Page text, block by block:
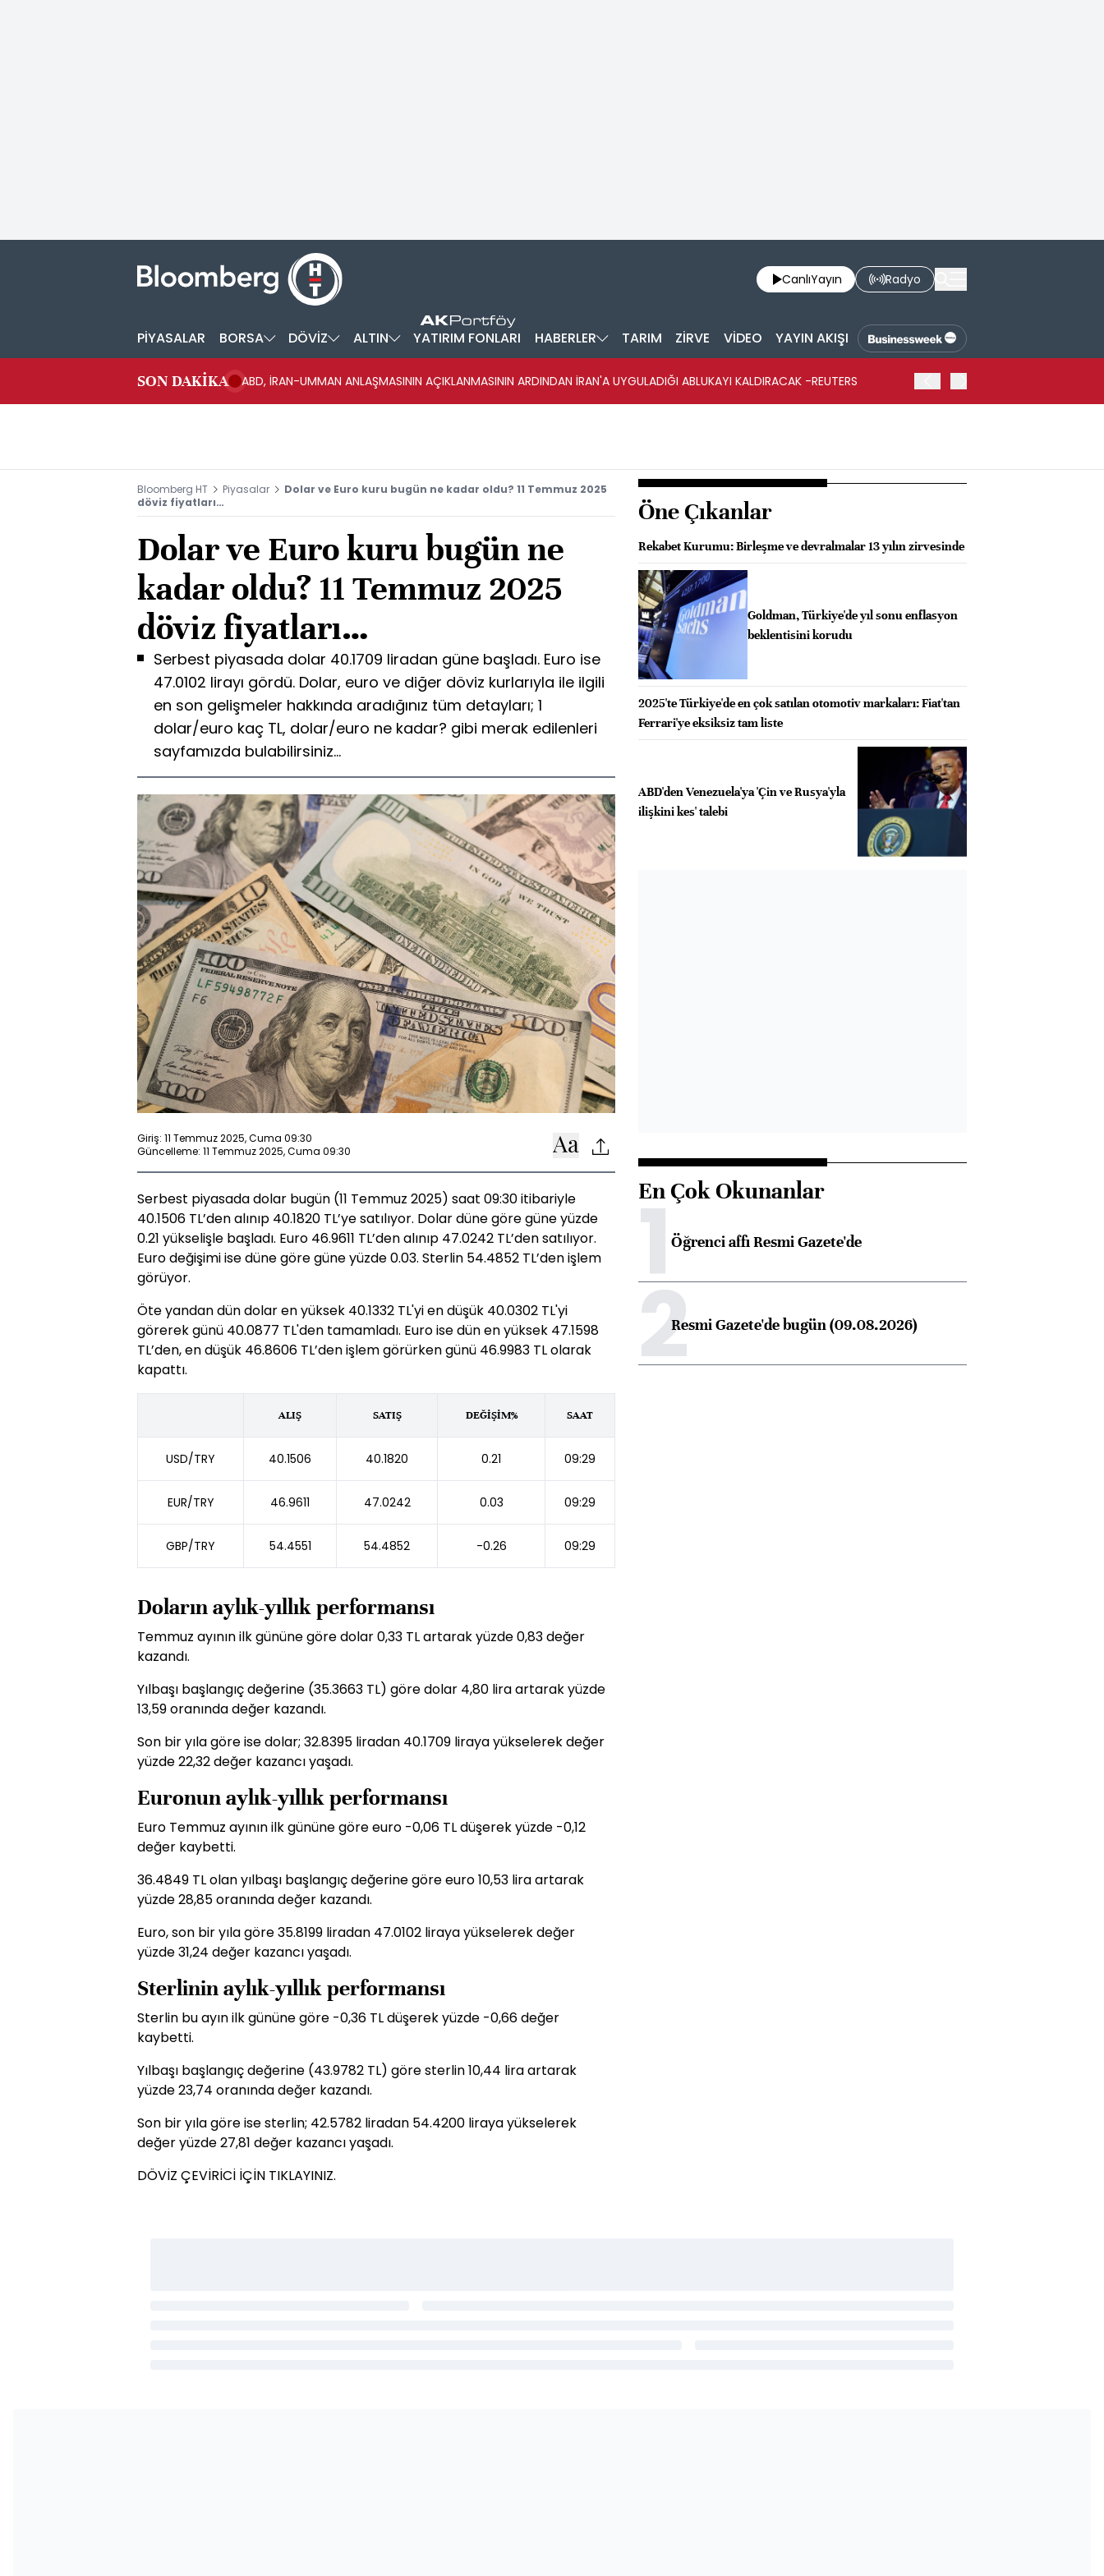
CanlıYayın Radyo
PİYASALAR BORSA DÖVİZ ALTIN YATIRIM FONLARI HABERLER TARIM ZİRVE VİDEO YAYIN AKIŞI
SON DAKİKA ABD, İRAN-UMMAN ANLAŞMASININ AÇIKLANMASININ ARDINDAN İRAN'A UYGULADIĞI ABLUKAYI KALDIRACAK -REUTERS
Bloomberg HT Piyasalar
Dolar ve Euro kuru bugün ne kadar oldu? 11 Temmuz 2025
döviz fiyatları…
Dolar ve Euro kuru bugün ne
kadar oldu? 11 Temmuz 2025
döviz fiyatları…
Serbest piyasada dolar 40.1709 liradan güne başladı. Euro ise
47.0102 lirayı gördü. Dolar, euro ve diğer döviz kurlarıyla ile ilgili
en son gelişmeler hakkında aradığınız tüm detayları; 1
dolar/euro kaç TL, dolar/euro ne kadar? gibi merak edilenleri
sayfamızda bulabilirsiniz...
Giriş: 11 Temmuz 2025, Cuma 09:30
Güncelleme: 11 Temmuz 2025, Cuma 09:30
Serbest piyasada dolar bugün (11 Temmuz 2025) saat 09:30 itibariyle
40.1506 TL’den alınıp 40.1820 TL’ye satılıyor. Dolar düne göre güne yüzde
0.21 yükselişle başladı. Euro 46.9611 TL’den alınıp 47.0242 TL’den satılıyor.
Euro değişimi ise düne göre güne yüzde 0.03. Sterlin 54.4852 TL’den işlem
görüyor.
Öte yandan dün dolar en yüksek 40.1332 TL'yi en düşük 40.0302 TL'yi
görerek günü 40.0877 TL'den tamamladı. Euro ise dün en yüksek 47.1598
TL’den, en düşük 46.8606 TL’den işlem görürken günü 46.9983 TL olarak
kapattı.
ALIŞ SATIŞ DEĞİŞİM% SAAT
USD/TRY 40.1506 40.1820 0.21 09:29
EUR/TRY 46.9611 47.0242 0.03 09:29
GBP/TRY 54.4551 54.4852 -0.26 09:29
Doların aylık-yıllık performansı
Temmuz ayının ilk gününe göre dolar 0,33 TL artarak yüzde 0,83 değer
kazandı.
Yılbaşı başlangıç değerine (35.3663 TL) göre dolar 4,80 lira artarak yüzde
13,59 oranında değer kazandı.
Son bir yıla göre ise dolar; 32.8395 liradan 40.1709 liraya yükselerek değer
yüzde 22,32 değer kazancı yaşadı.
Euronun aylık-yıllık performansı
Euro Temmuz ayının ilk gününe göre euro -0,06 TL düşerek yüzde -0,12
değer kaybetti.
36.4849 TL olan yılbaşı başlangıç değerine göre euro 10,53 lira artarak
yüzde 28,85 oranında değer kazandı.
Euro, son bir yıla göre 35.8199 liradan 47.0102 liraya yükselerek değer
yüzde 31,24 değer kazancı yaşadı.
Sterlinin aylık-yıllık performansı
Sterlin bu ayın ilk gününe göre -0,36 TL düşerek yüzde -0,66 değer
kaybetti.
Yılbaşı başlangıç değerine (43.9782 TL) göre sterlin 10,44 lira artarak
yüzde 23,74 oranında değer kazandı.
Son bir yıla göre ise sterlin; 42.5782 liradan 54.4200 liraya yükselerek
değer yüzde 27,81 değer kazancı yaşadı.
DÖVİZ ÇEVİRİCİ İÇİN TIKLAYINIZ.
Öne Çıkanlar
Rekabet Kurumu: Birleşme ve devralmalar 13 yılın zirvesinde
Goldman, Türkiye'de yıl sonu enflasyon
beklentisini korudu
2025'te Türkiye'de en çok satılan otomotiv markaları: Fiat'tan
Ferrari'ye eksiksiz tam liste
ABD'den Venezuela'ya 'Çin ve Rusya'yla
ilişkini kes' talebi
En Çok Okunanlar
1Öğrenci affı Resmi Gazete'de
2Resmi Gazete'de bugün (09.08.2026)